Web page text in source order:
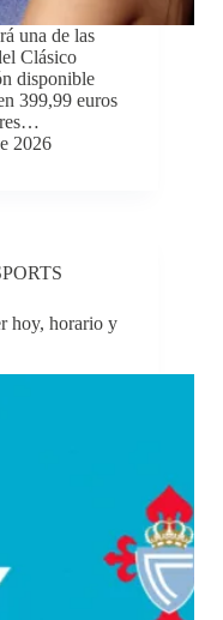
una de las
Clásico
disponible
399,99 euros
2026
hoy, horario y